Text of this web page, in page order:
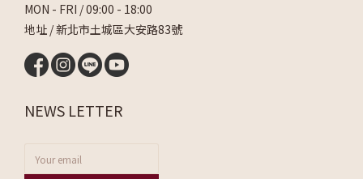
MON - FRI / 09:00 - 18:00
地址 / 新北市土城區大安路83號
NEWS LETTER